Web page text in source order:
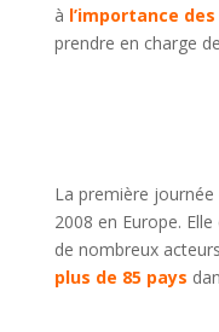
à l’importance
prendre en charge
La première
2008 en Europe.
de nombreux
plus de 85 pays